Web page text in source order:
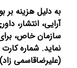
به دلیل هزینه بر
آرایی، انتشار،
سازمان خاص،
نماید.
(علیرضاقاسمی